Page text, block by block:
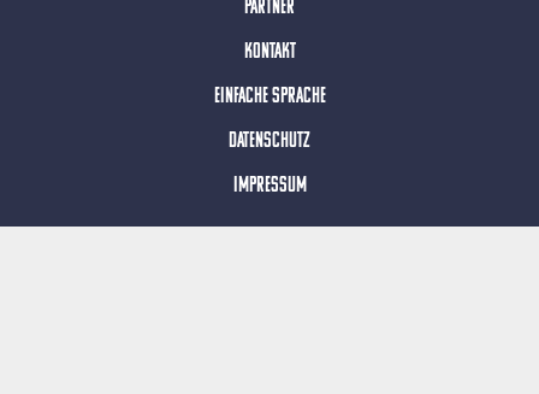
Partner
Kontakt
Einfache Sprache
Datenschutz
Impressum